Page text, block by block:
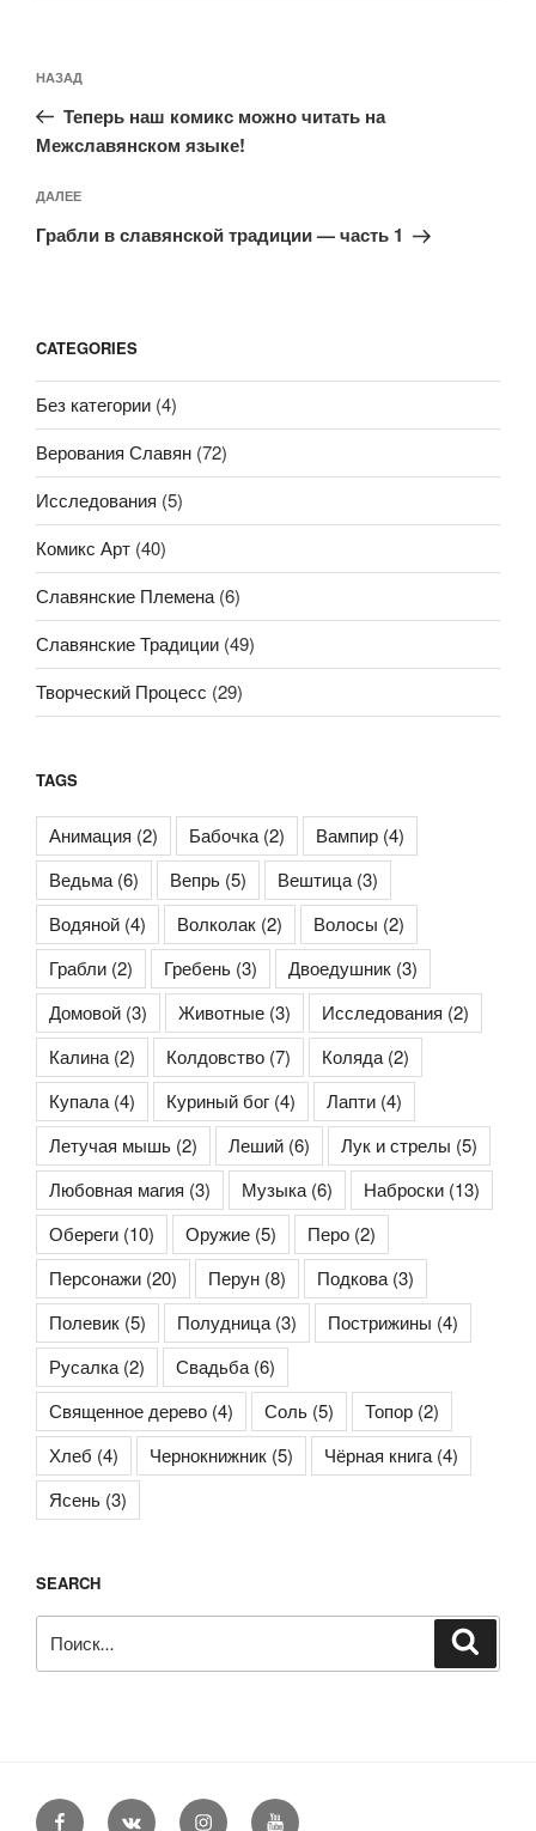
по
записям
Предыдущая
запись:
НАЗАД
Теперь наш комикс можно читать на
Межславянском языке!
Следующая
запись
ДАЛЕЕ
Грабли в славянской традиции — часть 1
CATEGORIES
Без категории (4)
Верования Славян (72)
Исследования (5)
Комикс Арт (40)
Славянские Племена(6)
Славянские Традиции (49)
Творческий Процесс (29)
TAGS
Анимация (2) Бабочка(2) Вампир (4)
Ведьма(6) Вепрь (5) Вештица(3)
Водяной (4) Волколак (2) Волосы (2)
Грабли (2) Гребень (3) Двоедушник (3)
Домовой (3) Животные (3) Исследования (2)
Калина(2) Колдовство (7) Коляда(2)
Купала(4) Куриный бог (4) Лапти (4)
Летучая мышь (2) Леший (6) Лук и стрелы (5)
Любовная магия (3) Музыка(6) Наброски (13)
Обереги (10) Оружие (5) Перо (2)
Персонажи (20) Перун (8) Подкова(3)
Полевик (5) Полудница(3) Пострижины (4)
Русалка(2) Свадьба(6)
Священное дерево (4) Соль (5) Топор (2)
Хлеб (4) Чернокнижник (5) Чёрная книга(4)
Ясень (3)
SEARCH
FacebookVK InstagramYouTube